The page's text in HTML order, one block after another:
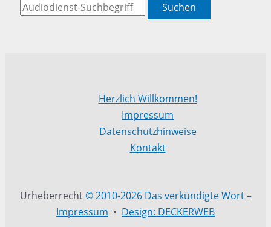
Suchen
Herzlich Willkommen!
Impressum
Datenschutzhinweise
Kontakt
Urheberrecht© 2010-2026 Das verkündigte Wort –
Impressum • Design: DECKERWEB